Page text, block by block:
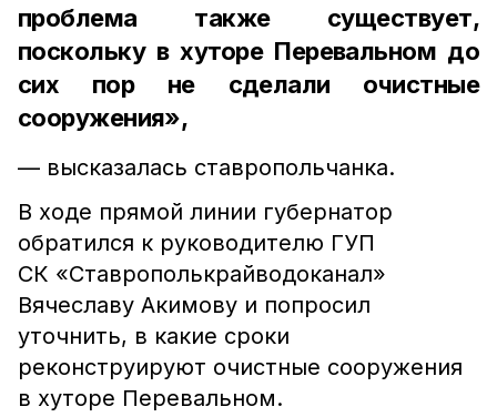
проблема также существует,
поскольку в хуторе Перевальном до
сих пор не сделали очистные
сооружения»,
— высказалась ставропольчанка.
В ходе прямой линии губернатор
обратился к руководителю ГУП
СК «Ставрополькрайводоканал»
Вячеславу Акимову и попросил
уточнить, в какие сроки
реконструируют очистные сооружения
в хуторе Перевальном.